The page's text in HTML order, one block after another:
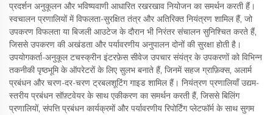
प्रदर्शन अनुकूलन और भविष्यवाणी आधारित रखरखाव नियोजन का समर्थन करती हैं।
स्वचालन प्रणालियों में विफलता-सुरक्षित तंत्र और अतिरिक्त नियंत्रण शामिल हैं, जो
उपकरण विफलता या बिजली आउटेज के दौरान भी निरंतर संचालन सुनिश्चित करते हैं,
जिससे उपकरण की अखंडता और पर्यावरणीय अनुपालन दोनों की सुरक्षा होती है।
उपयोगकर्ता-अनुकूल टचस्क्रीन इंटरफ़ेस सीवेज उपचार संयंत्र के उपकरणों को विभिन्न
तकनीकी पृष्ठभूमि के ऑपरेटरों के लिए सुलभ बनाते हैं, जिनमें सहज ग्राफ़िक्स, अलार्म
प्रबंधन और चरण-दर-चरण ट्रबलशूटिंग गाइड शामिल हैं। नियंत्रण प्रणालियाँ उद्यम-
स्तरीय प्रबंधन सॉफ़्टवेयर के साथ एकीकरण का समर्थन करती हैं, जिससे बिलिंग
प्रणालियों, संपत्ति प्रबंधन कार्यक्रमों और पर्यावरणीय रिपोर्टिंग प्लेटफॉर्म के साथ सुगम